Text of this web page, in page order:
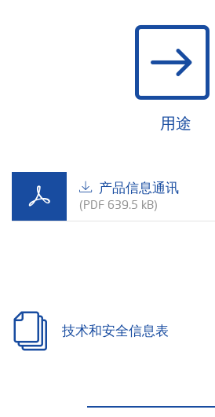
用途
产品信息通讯
(PDF 639.5 kB)
技术和安全信息表